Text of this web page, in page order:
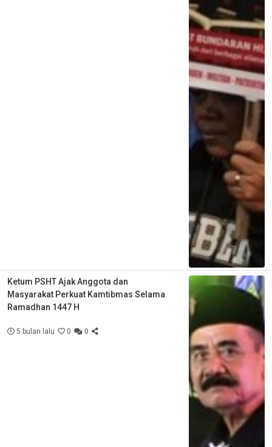
Ketum PSHT Ajak Anggota dan
Masyarakat Perkuat Kamtibmas Selama
Ramadhan 1447 H
5 bulan lalu 0 0